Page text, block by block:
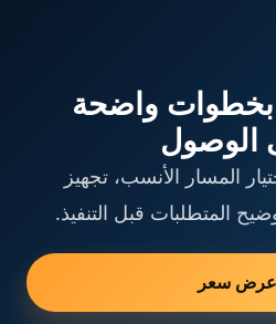
واضحة
الوصول
المسار الأنسب، تجهيز
المتطلبات قبل التنفيذ.
سعر